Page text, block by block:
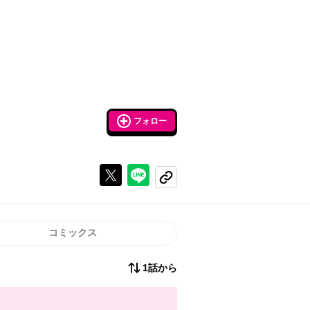
フォロー
Xで投稿するラインでシェアする
コピーする
コミックス
1話から